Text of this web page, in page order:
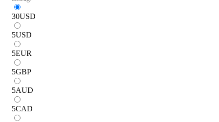
30USD
5USD
5EUR
5GBP
5AUD
5CAD